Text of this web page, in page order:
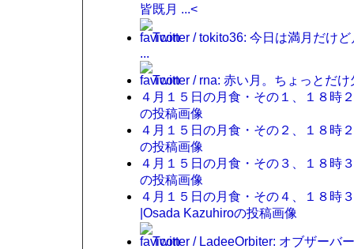
皆既月 ...<
Twitter / tokito36: 今日は満月だけ
...
Twitter / rna: 赤い月。ちょっとだ
４月１５日の月食・その１、１８
の投稿画像
４月１５日の月食・その２、１８
の投稿画像
４月１５日の月食・その３、１８
の投稿画像
４月１５日の月食・その４、１８
|Osada Kazuhiroの投稿画像
Twitter / LadeeOrbiter: オブザーバ